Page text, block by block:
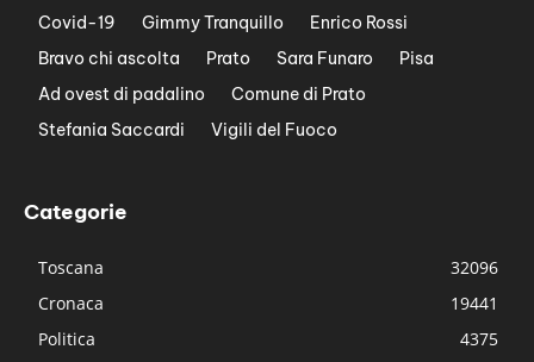
Covid-19
Gimmy Tranquillo
Enrico Rossi
Bravo chi ascolta
Prato Sara Funaro
Pisa
Ad ovest di padalino
Comune di Prato
Stefania Saccardi
Vigili del Fuoco
Categorie
Toscana
32096
Cronaca
19441
Politica
4375